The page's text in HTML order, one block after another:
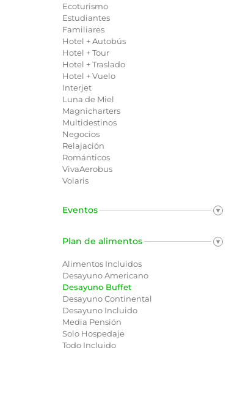
Ecoturismo
Estudiantes
Familiares
Hotel + Autobús
Hotel + Tour
Hotel + Traslado
Hotel + Vuelo
Interjet
Luna de Miel
Magnicharters
Multidestinos
Negocios
Relajación
Románticos
VivaAerobus
Volaris
Eventos
Plan de alimentos
Alimentos Incluidos
Desayuno Americano
Desayuno Buffet
Desayuno Continental
Desayuno Incluido
Media Pensión
Solo Hospedaje
Todo Incluido